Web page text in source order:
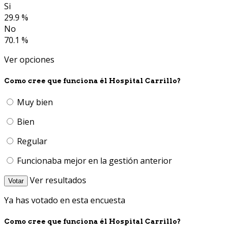
Si
29.9 %
No
70.1 %
Ver opciones
Como cree que funciona él Hospital Carrillo?
Muy bien
Bien
Regular
Funcionaba mejor en la gestión anterior
Votar
Ver resultados
Ya has votado en esta encuesta
Como cree que funciona él Hospital Carrillo?